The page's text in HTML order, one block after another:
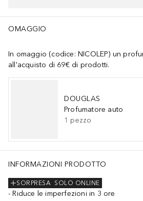
OMAGGIO
In omaggio (codice: NICOLEP) un
all'acquisto di 69€ di prodotti.
DOUGLAS
Profumatore auto
1 pezzo
INFORMAZIONI PRODOTTO
SOLO ONLINE
SORPRESA
Riduce le imperfezioni in 3 ore